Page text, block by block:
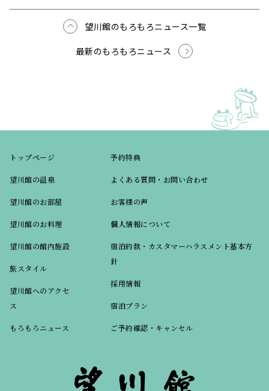
望川館のもろもろニュース一覧
最新のもろもろニュース
トップページ
望川館の温泉
望川館のお部屋
望川館のお料理
望川館の館内施設
旅スタイル
望川館へのアクセ
ス
もろもろニュース
予約特典
よくある質問・お問い合わせ
お客様の声
個人情報について
宿泊約款・カスタマーハラスメント基本方
針
採用情報
宿泊プラン
ご予約確認・キャンセル